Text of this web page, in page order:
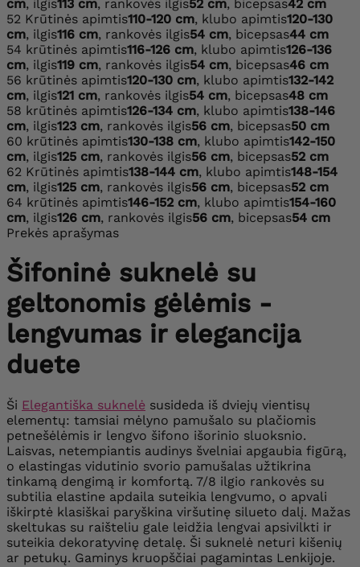
cm, ilgis113 cm, rankovės ilgis52 cm, bicepsas42 cm
52 Krūtinės apimtis110-120 cm, klubo apimtis120-130
cm, ilgis116 cm, rankovės ilgis54 cm, bicepsas44 cm
54 krūtinės apimtis116-126 cm, klubo apimtis126-136
cm, ilgis119 cm, rankovės ilgis54 cm, bicepsas46 cm
56 krūtinės apimtis120-130 cm, klubo apimtis132-142
cm, ilgis121 cm, rankovės ilgis54 cm, bicepsas48 cm
58 krūtinės apimtis126-134 cm, klubo apimtis138-146
cm, ilgis123 cm, rankovės ilgis56 cm, bicepsas50 cm
60 krūtinės apimtis130-138 cm, klubo apimtis142-150
cm, ilgis125 cm, rankovės ilgis56 cm, bicepsas52 cm
62 Krūtinės apimtis138-144 cm, klubo apimtis148-154
cm, ilgis125 cm, rankovės ilgis56 cm, bicepsas52 cm
64 krūtinės apimtis146-152 cm, klubo apimtis154-160
cm, ilgis126 cm, rankovės ilgis56 cm, bicepsas54 cm
Prekės aprašymas
Šifoninė suknelė su
geltonomis gėlėmis -
lengvumas ir elegancija
duete
Ši Elegantiška suknelė susideda iš dviejų vientisų
elementų: tamsiai mėlyno pamušalo su plačiomis
petnešėlėmis ir lengvo šifono išorinio sluoksnio.
Laisvas, netempiantis audinys švelniai apgaubia figūrą,
o elastingas vidutinio svorio pamušalas užtikrina
tinkamą dengimą ir komfortą. 7/8 ilgio rankovės su
subtilia elastine apdaila suteikia lengvumo, o apvali
iškirptė klasiškai paryškina viršutinę silueto dalį. Mažas
skeltukas su raišteliu gale leidžia lengvai apsivilkti ir
suteikia dekoratyvinę detalę. Ši suknelė neturi kišenių
ar petukų. Gaminys kruopščiai pagamintas Lenkijoje.